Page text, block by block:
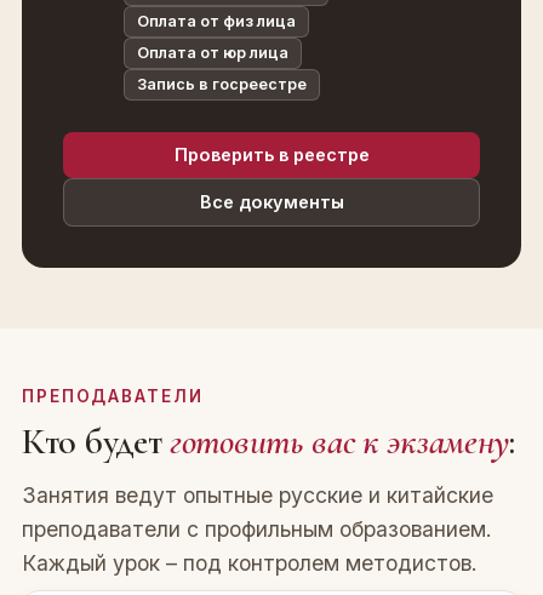
Оплата от физ лица
Оплата от юр лица
Запись в госреестре
Проверить в реестре
Все документы
ПРЕПОДАВАТЕЛИ
Кто будетготовить вас к экзамену:
Занятия ведут опытные русские и китайские
преподаватели с профильным образованием.
Каждый урок – под контролем методистов.